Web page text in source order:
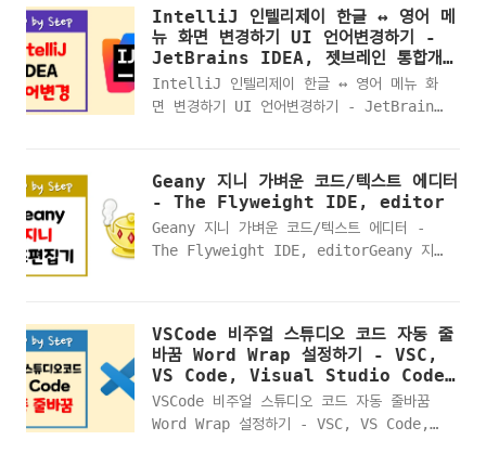
- 코드/텍스트 에디터, lua 루아, 커스터마
이징, IDE,
editorhttps://youtu.be/
기Geany Themes 지니 에디터 테마 설치 경
로Geany Themes 지니 에디터 실행하기
Geany Themes 지니 에디터 테마 변경하기
Geany Themes 지니 에디터 테마 변경 완료
Geany 지니 가벼운 코드/텍스트 에디터 -
Geany 지니 가벼운 코드/텍스트 에디터 -
The Flyweight IDE, editorGeany 지
니 가벼운 코드/텍스트 에디터 - The
Flyweigh..
IntelliJ 인텔리제이 한글 ↔ 영어 메
뉴 화면 변경하기 UI 언어변경하기 -
JetBrains IDEA, 젯브레인 통합개발
도구, 통합 개발 환경, Free, open
source
IntelliJ 인텔리제이 한글 ↔ 영어 메뉴 화
면 변경하기 UI 언어변경하기 - JetBrains
리제이 실행하기IntelliJ 인텔리제이 현재
언어설정 확인하기IntelliJ 인텔리제이 언어
설정 변경하기"Korean Language Pack/한
국어 언어 팩" 설치 유무 확인하기"Korean
행하기IntelliJ 인텔리제이 변경된 화면/메
뉴 언어 확인하기
Geany 지니 가벼운 코드/텍스트 에디터
- The Flyweight IDE, editor
Geany 지니 가벼운 코드/텍스트 에디터 -
The Flyweight IDE, editorGeany 지
지니 에디터 실행하기 Geany 지니 에디터 테
마 Themes 변경하기 - 가벼운 코드/텍스트
편집기, editor, IDE
VSCode 비주얼 스튜디오 코드 자동 줄
바꿈 Word Wrap 설정하기 - VSC,
VS Code, Visual Studio Code,
비쥬얼스튜디오, 비주얼스튜디오, IDE,
eidtor
VSCode 비주얼 스튜디오 코드 자동 줄바꿈
Word Wrap 설정하기 - VSC, VS Code,